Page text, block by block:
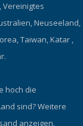
Vereinigtes
Neuseeland,
Taiwan, Katar ,
hoch die
sind?Weitere
anzeigen.